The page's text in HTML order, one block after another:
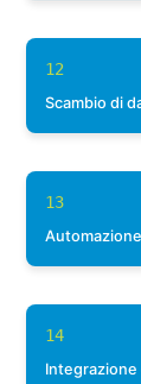
12
Scambio di
13
14
Integrazione